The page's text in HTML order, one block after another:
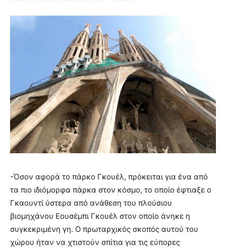
-Όσον αφορά το πάρκο Γκουέλ, πρόκειται για ένα από
τα πιο ιδιόμορφα πάρκα στον κόσμο, το οποίο έφτιαξε ο
Γκαουντί ύστερα από ανάθεση του πλούσιου
βιομηχάνου Εουσέμπι Γκουέλ στον οποίο άνηκε η
συγκεκριμένη γη. Ο πρωταρχικός σκοπός αυτού του
χώρου ήταν να χτιστούν σπίτια για τις εύπορες